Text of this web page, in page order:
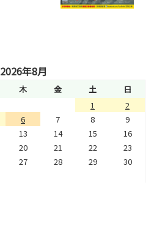
2026年8月
木 金 土
日
1
2
6 7 8
9
13 14 15
16
20 21 22
23
27 28 29
30